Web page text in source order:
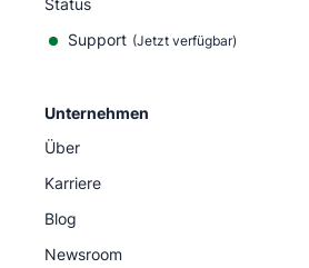
Status
Support (Jetzt verfügbar)
Unternehmen
Über
Karriere
Blog
Newsroom